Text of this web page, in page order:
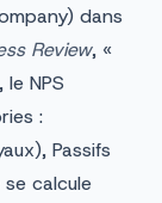
dans
Review, «
NPS
:
Passifs
calcule